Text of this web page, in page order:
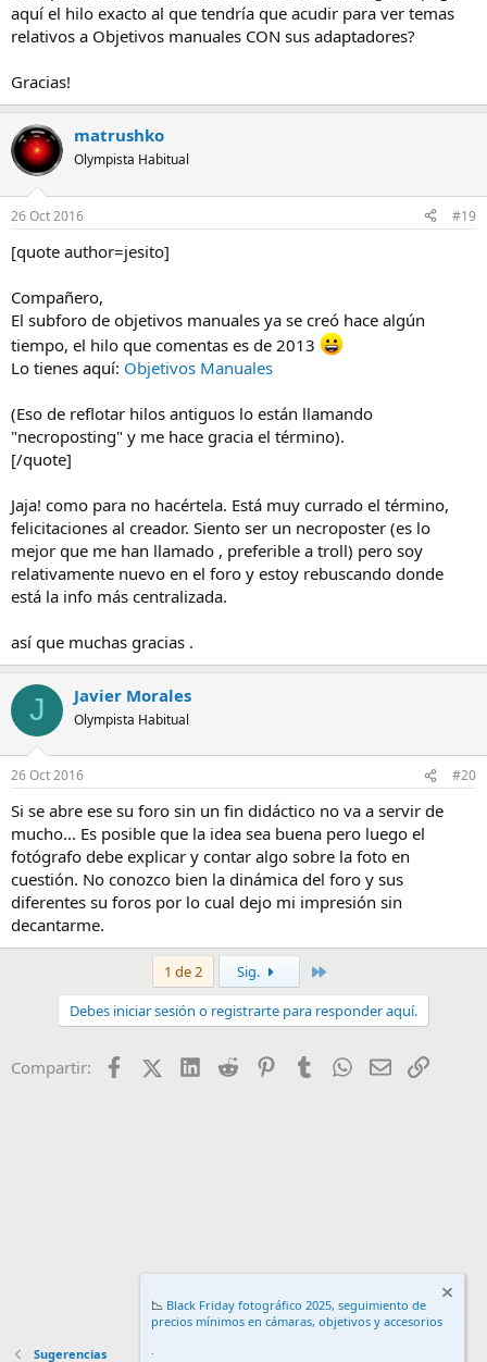
aquí el hilo exacto al que tendría que acudir para ver temas
relativos a Objetivos manuales CON sus adaptadores?
Gracias!
matrushko
Olympista Habitual
26 Oct 2016 #19
[quote author=jesito]
Compañero,
El subforo de objetivos manuales ya se creó hace algún
tiempo, el hilo que comentas es de 2013
Lo tienes aquí: Objetivos Manuales
(Eso de reflotar hilos antiguos lo están llamando
"necroposting" y me hace gracia el término).
[/quote]
Jaja! como para no hacértela. Está muy currado el término,
felicitaciones al creador. Siento ser un necroposter (es lo
mejor que me han llamado , preferible a troll) pero soy
relativamente nuevo en el foro y estoy rebuscando donde
está la info más centralizada.
así que muchas gracias .
J Javier Morales
Olympista Habitual
26 Oct 2016 #20
Si se abre ese su foro sin un fin didáctico no va a servir de
mucho... Es posible que la idea sea buena pero luego el
fotógrafo debe explicar y contar algo sobre la foto en
cuestión. No conozco bien la dinámica del foro y sus
diferentes su foros por lo cual dejo mi impresión sin
decantarme.
1 de 2 Sig.
Debes iniciar sesión o registrarte para responder aquí.
Compartir: FacebookX (Twitter)
LinkedIn
Reddit PinterestTumblr WhatsApp
EmailEnlace
Sugerencias
📉 Black Friday fotográfico 2025, seguimiento de
precios mínimos en cámaras, objetivos y accesorios
.